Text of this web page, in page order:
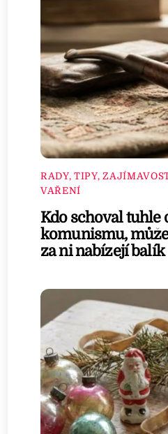
RADY, TIPY,
VAŘENÍ
Kdo schoval tuhle
komunismu,
za ni nabízejí balík